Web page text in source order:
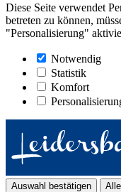
Diese Seite verwendet
betreten zu können,
"Personalisierung"
Notwendig
Statistik
Komfort
Auswahl bestätigen